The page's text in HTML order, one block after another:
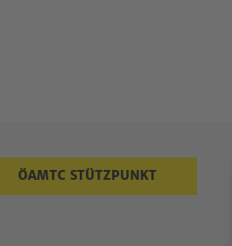
ÖAMTC STÜTZPUNKT